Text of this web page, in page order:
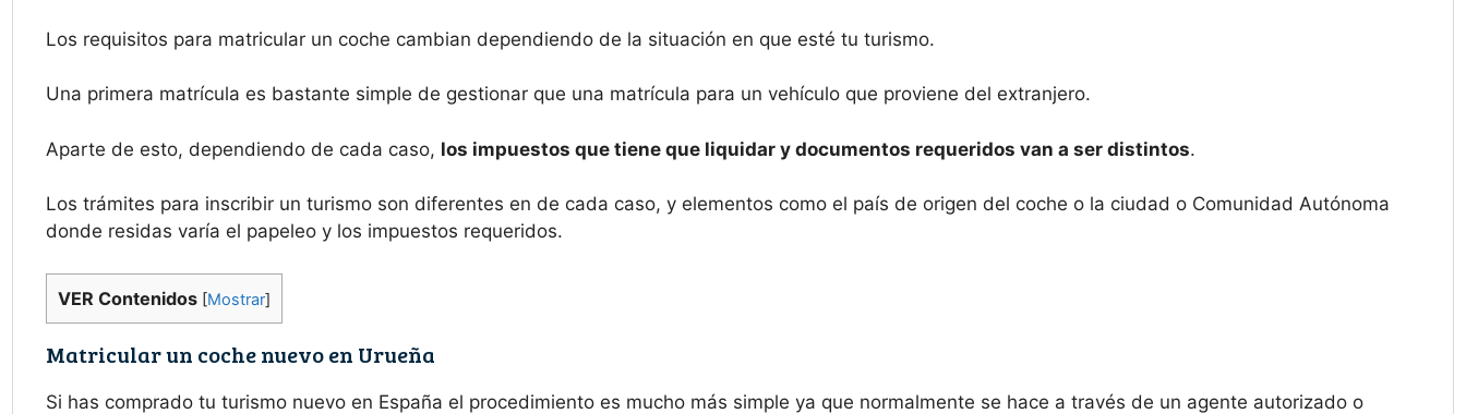
Los requisitos para matricular un coche cambian dependiendo de la situación en que esté tu turismo.
Una primera matrícula es bastante simple de gestionar que una matrícula para un vehículo que proviene del extranjero.
Aparte de esto, dependiendo de cada caso, los impuestos que tiene que liquidar y documentos requeridos van a ser distintos.
Los trámites para inscribir un turismo son diferentes en de cada caso, y elementos como el país de origen del coche o la ciudad o Comunidad Autónoma
donde residas varía el papeleo y los impuestos requeridos.
VER Contenidos [Mostrar]
Matricular un coche nuevo en Urueña
Si has comprado tu turismo nuevo en España el procedimiento es mucho más simple ya que normalmente se hace a través de un agente autorizado o